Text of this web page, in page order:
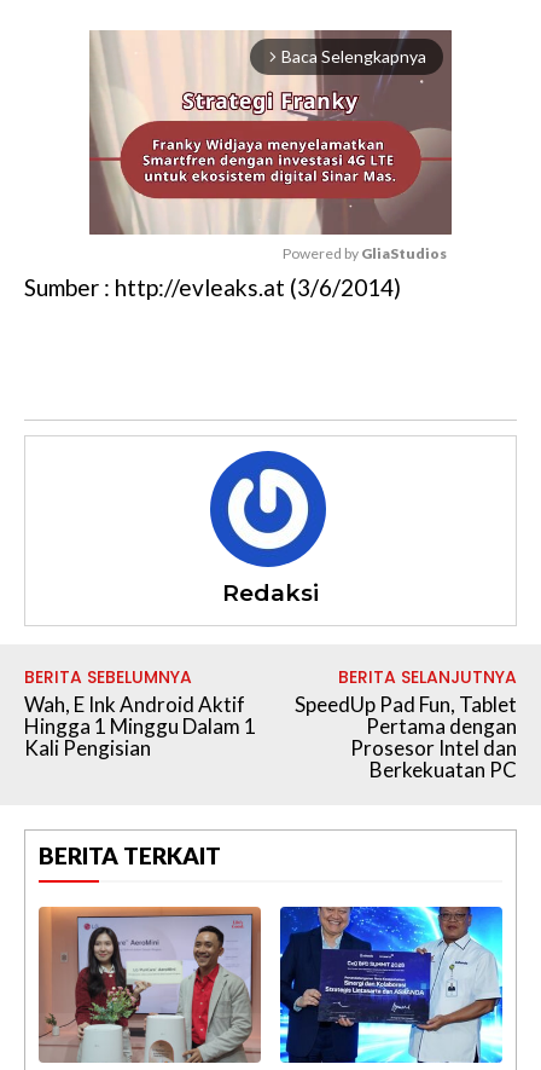
arrow_forward_ios Baca Selengkapnya
M
Powered by GliaStudios
Sumber : http://evleaks.at (3/6/2014)
Redaksi
BERITA SEBELUMNYA
Wah, E Ink Android Aktif
Hingga 1 Minggu Dalam 1
Kali Pengisian
BERITA SELANJUTNYA
SpeedUp Pad Fun, Tablet
Pertama dengan
Prosesor Intel dan
Berkekuatan PC
BERITA TERKAIT